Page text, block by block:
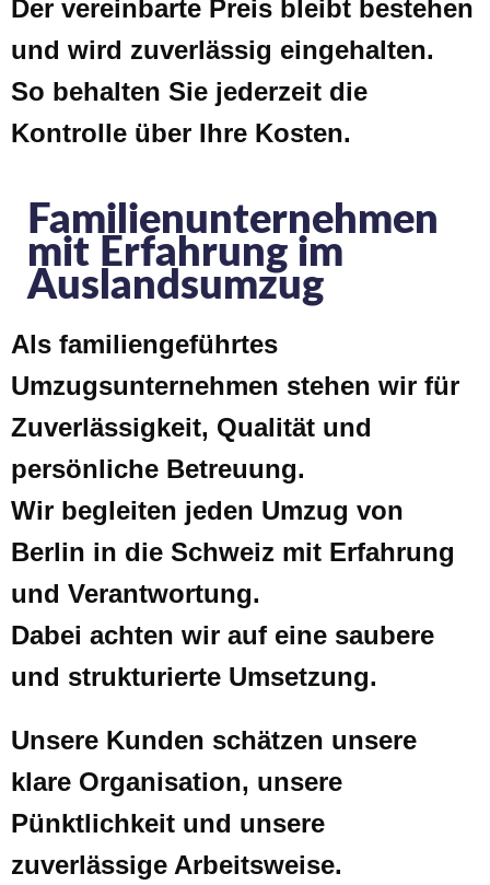
Der vereinbarte Preis bleibt bestehen
und wird zuverlässig eingehalten.
So behalten Sie jederzeit die
Kontrolle über Ihre Kosten.
Familienunternehmen
mit Erfahrung im
Auslandsumzug
Als familiengeführtes
Umzugsunternehmen stehen wir für
Zuverlässigkeit, Qualität und
persönliche Betreuung.
Wir begleiten jeden Umzug von
Berlin in die Schweiz mit Erfahrung
und Verantwortung.
Dabei achten wir auf eine saubere
und strukturierte Umsetzung.
Unsere Kunden schätzen unsere
klare Organisation, unsere
Pünktlichkeit und unsere
zuverlässige Arbeitsweise.